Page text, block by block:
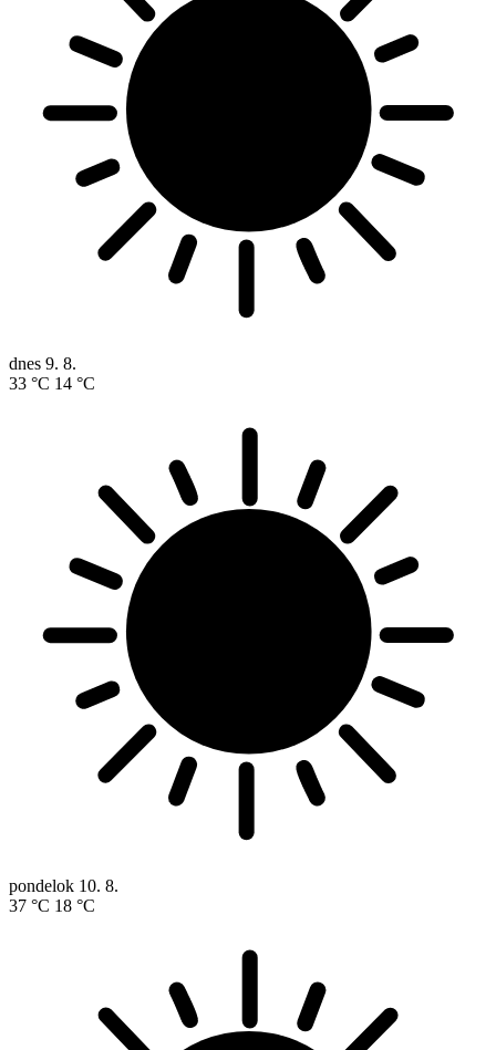
dnes 9. 8.
33 °C 14 °C
pondelok 10. 8.
37 °C 18 °C